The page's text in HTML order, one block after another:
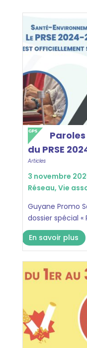
du PRSE
Articles
3 novembre
Réseau, Vie
Guyane Promo
dossier spécial «
En savoir plus